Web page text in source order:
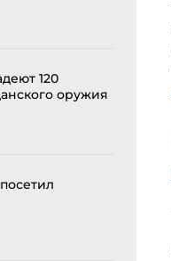
120
оружия